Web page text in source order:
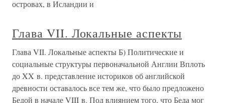
островах, в Исландии и
Глава VII. Локальные аспекты
Глава VII. Локальные аспекты Б) Политические и
социальные структуры первоначальной Англии Вплоть
до XX в. представление историков об английской
древности оставалось все тем же, что было предложено
Бедой в начале VIII в. Под влиянием того, что Беда мог